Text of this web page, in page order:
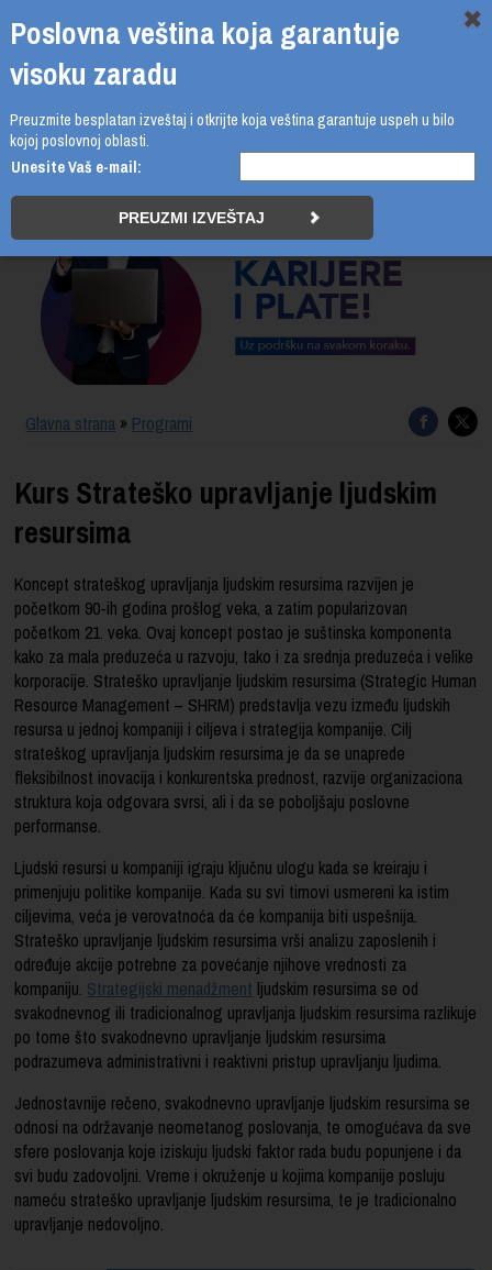
Poslovna veština koja garantuje
visoku zaradu
Preuzmite besplatan izveštaj i otkrijte koja veština garantuje uspeh u bilo
kojoj poslovnoj oblasti.
Unesite Vaš e-mail:
011 4011 210
PROGRAMI
UPIS
ŠTA DOBIJATE
UČENJE NA DALJINU
SERTIFIKACIJA
Glavna strana » Programi
Kurs Strateško upravljanje ljudskim
resursima
Koncept strateškog upravljanja ljudskim resursima razvijen je
početkom 90-ih godina prošlog veka, a zatim popularizovan
početkom 21. veka. Ovaj koncept postao je suštinska komponenta
kako za mala preduzeća u razvoju, tako i za srednja preduzeća i velike
korporacije. Strateško upravljanje ljudskim resursima (Strategic Human
Resource Management – SHRM) predstavlja vezu između ljudskih
resursa u jednoj kompaniji i ciljeva i strategija kompanije. Cilj
strateškog upravljanja ljudskim resursima je da se unaprede
fleksibilnost inovacija i konkurentska prednost, razvije organizaciona
struktura koja odgovara svrsi, ali i da se poboljšaju poslovne
performanse.
Ljudski resursi u kompaniji igraju ključnu ulogu kada se kreiraju i
primenjuju politike kompanije. Kada su svi timovi usmereni ka istim
ciljevima, veća je verovatnoća da će kompanija biti uspešnija.
Strateško upravljanje ljudskim resursima vrši analizu zaposlenih i
određuje akcije potrebne za povećanje njihove vrednosti za
kompaniju. Strategijski menadžment ljudskim resursima se od
svakodnevnog ili tradicionalnog upravljanja ljudskim resursima razlikuje
po tome što svakodnevno upravljanje ljudskim resursima
podrazumeva administrativni i reaktivni pristup upravljanju ljudima.
Jednostavnije rečeno, svakodnevno upravljanje ljudskim resursima se
odnosi na održavanje neometanog poslovanja, te omogućava da sve
sfere poslovanja koje iziskuju ljudski faktor rada budu popunjene i da
svi budu zadovoljni. Vreme i okruženje u kojima kompanije posluju
nameću strateško upravljanje ljudskim resursima, te je tradicionalno
upravljanje nedovoljno.